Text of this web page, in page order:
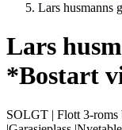
Lars husmanns
Lars
*Bostart
SOLGT | Flott 3-roms